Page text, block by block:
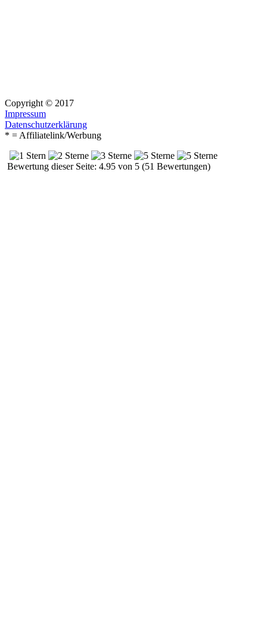
Copyright © 2017
Impressum
Datenschutzerklärung
* = Affiliatelink/Werbung
Bewertung dieser Seite: 4.95 von 5 (51 Bewertungen)